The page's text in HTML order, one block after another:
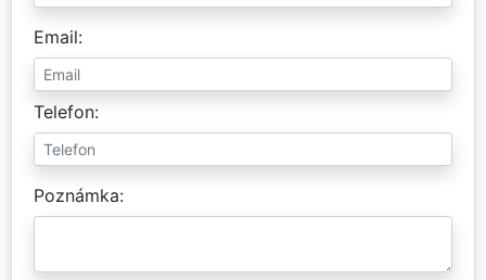
Email
Telefon
Poznámka